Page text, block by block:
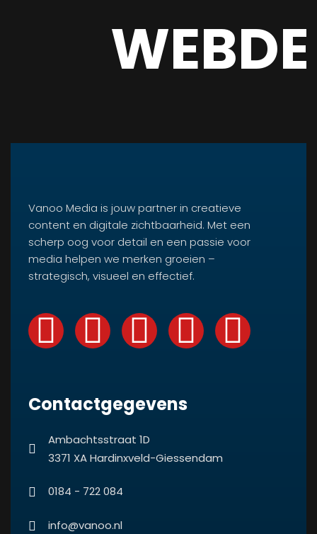
Vanoo Media is jouw partner in creatieve
content en digitale zichtbaarheid. Met een
scherp oog voor detail en een passie voor
media helpen we merken groeien –
strategisch, visueel en effectief.
Contactgegevens
Ambachtsstraat 1D
3371 XA Hardinxveld-Giessendam
0184 - 722 084
info@vanoo.nl